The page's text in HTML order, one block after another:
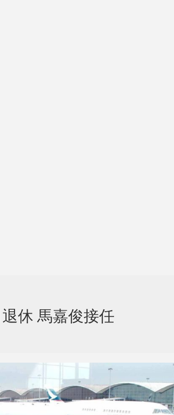
休 馬嘉俊接任